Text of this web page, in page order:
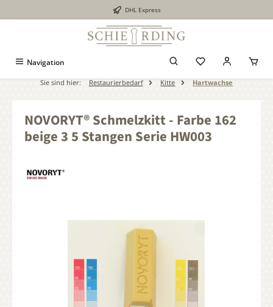
DHL Express
Navigation
Sie sind hier: Restaurierbedarf Kitte Hartwachse
NOVORYT® Schmelzkitt - Farbe 162
beige 3 5 Stangen Serie HW003